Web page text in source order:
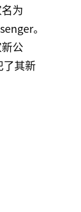
为
。
公
了其新